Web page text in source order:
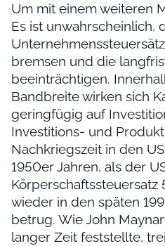
Um mit einem weiteren
Es ist unwahrscheinlich,
bremsen und die
beeinträchtigen.
Bandbreite wirken sich
geringfügig auf
Investitions- und
Nachkriegszeit in den
1950er Jahren, als der
Körperschaftssteuersatz
wieder in den späten
betrug. Wie John
langer Zeit feststellte,